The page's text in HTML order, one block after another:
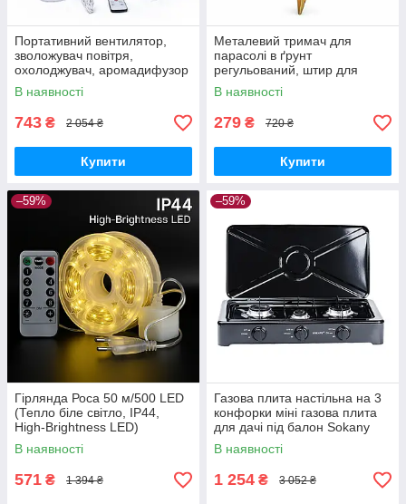
Портативний вентилятор,
зволожувач повітря,
охолоджувач, аромадифузор
FH-666
В наявності
743 ₴ 2 054 ₴
Купити
Металевий тримач для
парасолі в ґрунт
регульований, штир для
садової парасолі з
фіксатором
В наявності
279 ₴ 720 ₴
Купити
–59%
Гірлянда Роса 50 м/500 LED
(Тепло біле світло, IP44,
High-Brightness LED)
В наявності
571 ₴ 1 394 ₴
–59%
Газова плита настільна на 3
конфорки міні газова плита
для дачі під балон Sokany
В наявності
1 254 ₴ 3 052 ₴